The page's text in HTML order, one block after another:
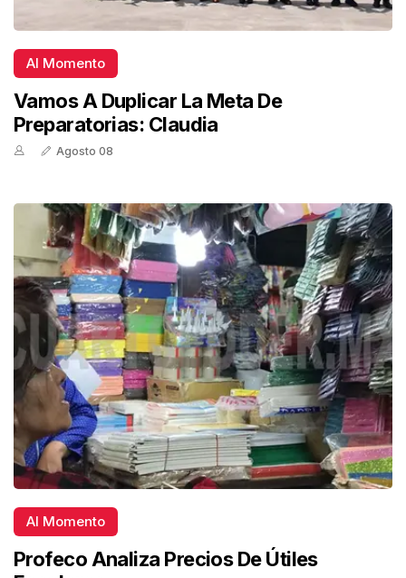
Al Momento
Vamos A Duplicar La Meta De
Preparatorias: Claudia
Agosto 08
Al Momento
Profeco Analiza Precios De Útiles